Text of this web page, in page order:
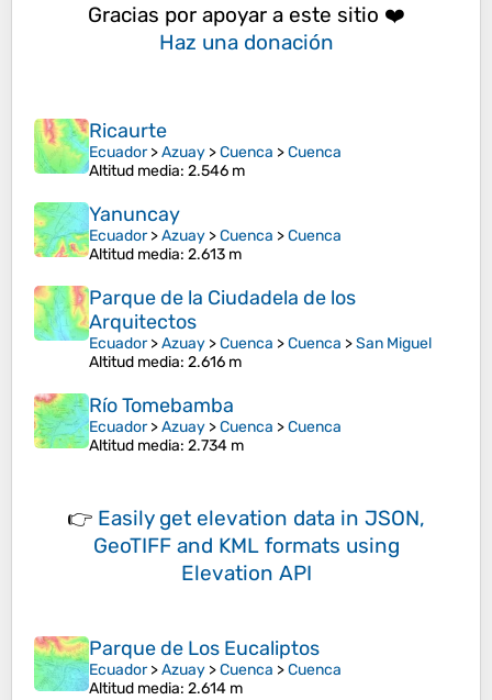
Gracias por apoyar a este sitio ❤️
Haz una donación
Ricaurte
Ecuador>Azuay >Cuenca >Cuenca
Altitud media: 2.546 m
Yanuncay
Ecuador>Azuay >Cuenca >Cuenca
Altitud media: 2.613 m
Parque de la Ciudadela de los
Arquitectos
Ecuador>Azuay >Cuenca >Cuenca >San Miguel
Altitud media: 2.616 m
Río Tomebamba
Ecuador>Azuay >Cuenca >Cuenca
Altitud media: 2.734 m
👉 Easily get elevation data in JSON,
GeoTIFF and KML formats using
Elevation API
Parque de Los Eucaliptos
Ecuador>Azuay >Cuenca >Cuenca
Altitud media: 2.614 m